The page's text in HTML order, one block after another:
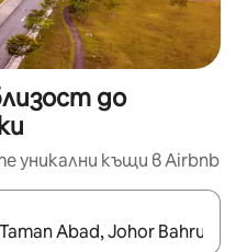
до
уникални къщи в Airbnb
използвайте